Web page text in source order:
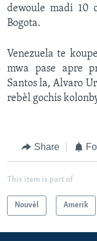
dewoule madi 10
Bogota.
Venezuela te
mwa pase apre
Santos la, Alvaro
rebèl gochis
Share
This item is part of
Nouvèl Amerik